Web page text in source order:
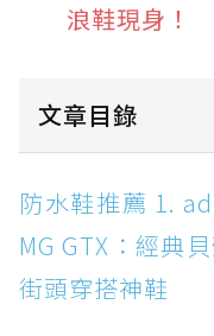
浪鞋現身！
文章目錄
防水鞋推薦 1.
MG GTX：經典
頭穿搭神鞋
防水鞋推薦 2.
防水鞋推薦 1.
MG GTX：經典
街頭穿搭神鞋